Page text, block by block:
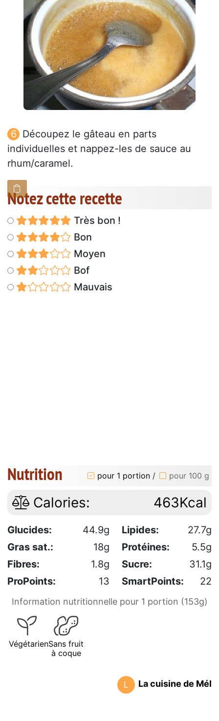
Découpez le gâteau en parts
individuelles et nappez-les de sauce au
rhum/caramel.
Notez cette recette
Très bon !
Bon
Moyen
Bof
Mauvais
Nutrition pour 1 portion / pour 100 g
Calories: 463Kcal
Glucides: 44.9g Lipides:
27.7g
Gras sat.:
18g Protéines:
5.5g
Fibres:
1.8g Sucre:
31.1g
ProPoints:
13 SmartPoints: 22
Information nutritionnelle pour 1 portion (153g)
VégétarienSans fruit
à coque
L La cuisine de Mél